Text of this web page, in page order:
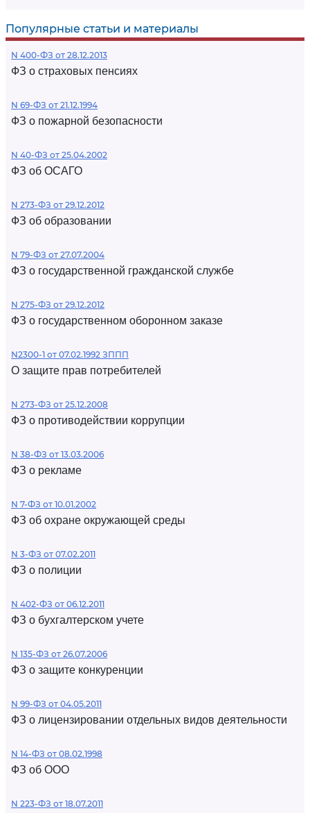
Популярные статьи и материалы
N 400-ФЗ от 28.12.2013
ФЗ о страховых пенсиях
N 69-ФЗ от 21.12.1994
ФЗ о пожарной безопасности
N 40-ФЗ от 25.04.2002
ФЗ об ОСАГО
N 273-ФЗ от 29.12.2012
ФЗ об образовании
N 79-ФЗ от 27.07.2004
ФЗ о государственной гражданской службе
N 275-ФЗ от 29.12.2012
ФЗ о государственном оборонном заказе
N2300-1 от 07.02.1992 ЗППП
О защите прав потребителей
N 273-ФЗ от 25.12.2008
ФЗ о противодействии коррупции
N 38-ФЗ от 13.03.2006
ФЗ о рекламе
N 7-ФЗ от 10.01.2002
ФЗ об охране окружающей среды
N 3-ФЗ от 07.02.2011
ФЗ о полиции
N 402-ФЗ от 06.12.2011
ФЗ о бухгалтерском учете
N 135-ФЗ от 26.07.2006
ФЗ о защите конкуренции
N 99-ФЗ от 04.05.2011
ФЗ о лицензировании отдельных видов деятельности
N 14-ФЗ от 08.02.1998
ФЗ об ООО
N 223-ФЗ от 18.07.2011